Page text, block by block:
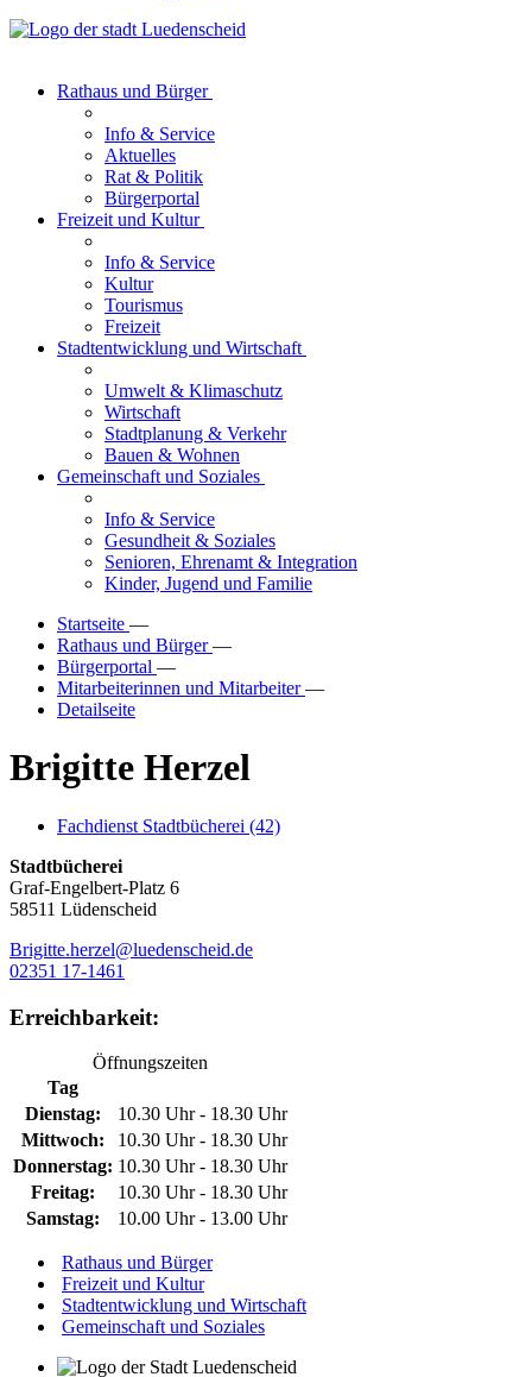
Rathaus und Bürger
Info & Service
Aktuelles
Rat & Politik
Bürgerportal
Freizeit und Kultur
Info & Service
Kultur
Tourismus
Freizeit
Stadtentwicklung und Wirtschaft
Umwelt & Klimaschutz
Wirtschaft
Stadtplanung & Verkehr
Bauen & Wohnen
Gemeinschaft und Soziales
Info & Service
Gesundheit & Soziales
Senioren, Ehrenamt & Integration
Kinder, Jugend und Familie
Startseite —
Rathaus und Bürger—
Bürgerportal —
Mitarbeiterinnen und Mitarbeiter—
Detailseite
Brigitte Herzel
Fachdienst Stadtbücherei (42)
Stadtbücherei
Graf-Engelbert-Platz 6
58511 Lüdenscheid
Brigitte.herzel@luedenscheid.de
02351 17-1461
Erreichbarkeit:
Öffnungszeiten
Tag
Dienstag:
10.30 Uhr - 18.30 Uhr
Mittwoch:
10.30 Uhr - 18.30 Uhr
Donnerstag: 10.30 Uhr - 18.30 Uhr
Freitag:
10.30 Uhr - 18.30 Uhr
Samstag:
10.00 Uhr - 13.00 Uhr
Rathaus und Bürger
Freizeit und Kultur
Stadtentwicklung und Wirtschaft
Gemeinschaft und Soziales